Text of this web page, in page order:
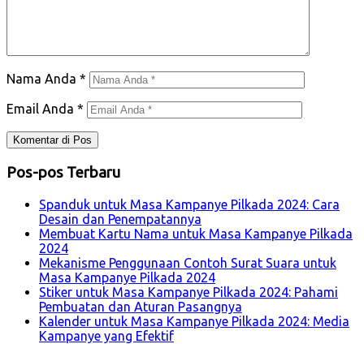
Nama Anda *
Email Anda *
Pos-pos Terbaru
Spanduk untuk Masa Kampanye Pilkada 2024: Cara
Desain dan Penempatannya
Membuat Kartu Nama untuk Masa Kampanye Pilkada
2024
Mekanisme Penggunaan Contoh Surat Suara untuk
Masa Kampanye Pilkada 2024
Stiker untuk Masa Kampanye Pilkada 2024: Pahami
Pembuatan dan Aturan Pasangnya
Kalender untuk Masa Kampanye Pilkada 2024: Media
Kampanye yang Efektif